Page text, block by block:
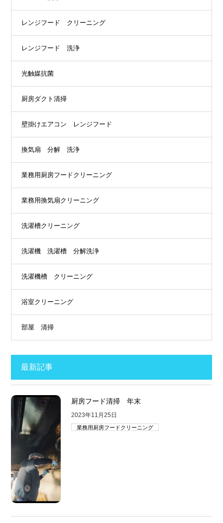
レンジフード クリーニング
レンジフード 洗浄
光触媒抗菌
厨房ダクト清掃
壁掛けエアコン レンジフード
換気扇 分解 洗浄
業務用厨房フードクリーニング
業務用換気扇クリーニング
洗濯槽クリーニング
洗濯機 洗濯槽 分解洗浄
洗濯機槽 クリーニング
浴室クリーニング
部屋 清掃
最新記事
厨房フード清掃 年末
2023年11月25日
業務用厨房フードクリーニング